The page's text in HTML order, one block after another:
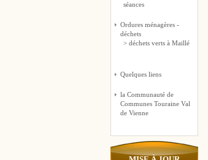
séances
Ordures ménagères -
déchets
> déchets verts à Maillé
Quelques liens
la Communauté de
Communes Touraine Val
de Vienne